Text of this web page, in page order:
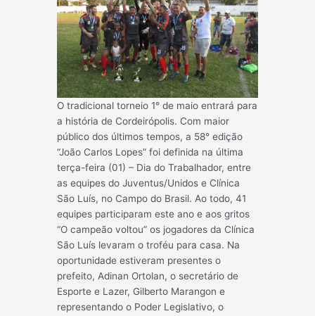
O tradicional torneio 1° de maio entrará para
a história de Cordeirópolis. Com maior
público dos últimos tempos, a 58° edição
“João Carlos Lopes” foi definida na última
terça-feira (01) – Dia do Trabalhador, entre
as equipes do Juventus/Unidos e Clínica
São Luís, no Campo do Brasil. Ao todo, 41
equipes participaram este ano e aos gritos
“O campeão voltou” os jogadores da Clínica
São Luís levaram o troféu para casa. Na
oportunidade estiveram presentes o
prefeito, Adinan Ortolan, o secretário de
Esporte e Lazer, Gilberto Marangon e
representando o Poder Legislativo, o